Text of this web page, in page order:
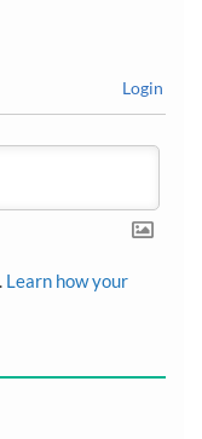
Login
Learn how your